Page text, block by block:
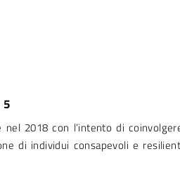
5
nel 2018 con l’intento di
di individui consapevoli e